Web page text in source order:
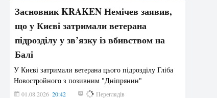
Засновник KRAKEN Немічев заявив,
що у Києві затримали ветерана
підрозділу у зв’язку із вбивством на
Балі
У Києві затримали ветерана цього підрозділу Гліба
Новостройного з позивним "Дніпрянин"
01.08.2026 20:42 189 Переглядів